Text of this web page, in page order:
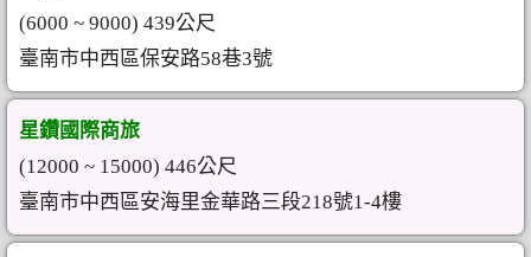
(6000 ~ 9000) 439公尺
臺南市中西區保安路58巷3號
星鑽國際商旅
(12000 ~ 15000) 446公尺
臺南市中西區安海里金華路三段218號1-4樓